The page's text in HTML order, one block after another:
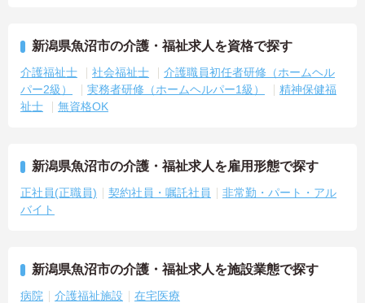
新潟県魚沼市の介護・福祉求人を資格で探す
介護福祉士 社会福祉士
介護職員初任者研修（ホームヘル
パー2級）
実務者研修（ホームヘルパー1級）
精神保健福
祉士
無資格OK
新潟県魚沼市の介護・福祉求人を雇用形態で探す
正社員(正職員) 契約社員・嘱託社員
非常勤・パート・アル
バイト
新潟県魚沼市の介護・福祉求人を施設業態で探す
病院 介護福祉施設 在宅医療